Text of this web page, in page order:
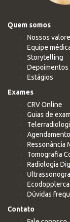
Quem somos
Nossos
Equipe
Storytelling
Depoimentos
Estágios
Exames
CRV Online
Guias de
Agendamento
Ressonância
Tomografia
Radiologia
Dúvidas
Contato